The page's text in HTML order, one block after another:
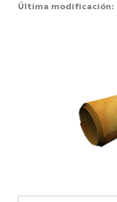
Última modificación